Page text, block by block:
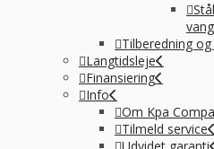
Tilberedning
Langtidsleje
Finansiering
Info
Om Kpa
Tilmeld service